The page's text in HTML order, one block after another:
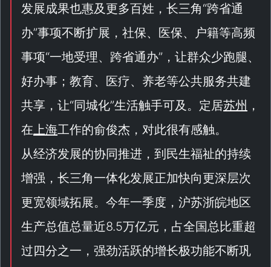
发展成果也惠及更多百姓，长三角“跨省通
办”事项不断扩展，社保、医保、户籍等高频
事项“一地受理、跨省通办”，让群众少跑腿、
好办事；教育、医疗、养老等公共服务共建
共享，让“同城化”生活触手可及。定居苏州 ，
在上海工作的俞俊杰，对此很有感触。
从经济发展的协同推进，到民生福祉的持续
增强，长三角一体化发展正加快向更深层次
更宽领域拓展。今年一季度，沪苏浙皖地区
生产总值总量近8.5万亿元，占全国总比重超
过四分之一，强劲活跃的增长极功能不断巩